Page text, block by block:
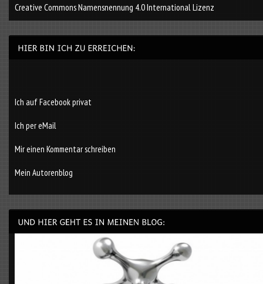
Creative Commons Namensnennung 4.0 International Lizenz
Ich auf Facebook privat
Ich per eMail
Mir einen Kommentar schreiben
Mein Autorenblog